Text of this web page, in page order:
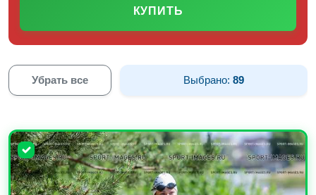
КУПИТЬ
Убрать все Выбрано:89